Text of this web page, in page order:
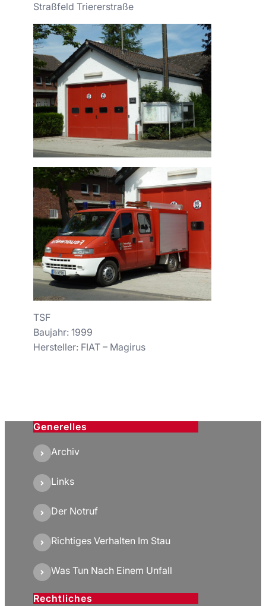
Straßfeld Triererstraße
TSF
Baujahr: 1999
Hersteller: FIAT – Magirus
Generelles
Archiv
Links
Der Notruf
Richtiges Verhalten Im Stau
Was Tun Nach Einem Unfall
Rechtliches